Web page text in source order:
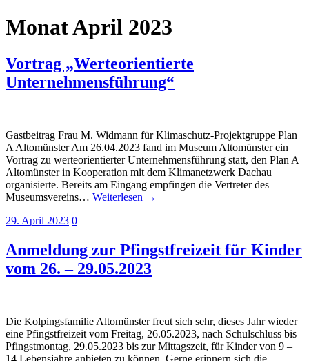
MonatApril 2023
Vortrag „Werteorientierte
Unternehmensführung“
Gastbeitrag Frau M. Widmann für Klimaschutz-Projektgruppe Plan
A Altomünster Am 26.04.2023 fand im Museum Altomünster ein
Vortrag zu werteorientierter Unternehmensführung statt, den Plan A
Altomünster in Kooperation mit dem Klimanetzwerk Dachau
organisierte. Bereits am Eingang empfingen die Vertreter des
Museumsvereins… Weiterlesen →
29. April 2023 0
Anmeldung zur Pfingstfreizeit für Kinder
vom 26. – 29.05.2023
Die Kolpingsfamilie Altomünster freut sich sehr, dieses Jahr wieder
eine Pfingstfreizeit vom Freitag, 26.05.2023, nach Schulschluss bis
Pfingstmontag, 29.05.2023 bis zur Mittagszeit, für Kinder von 9 –
14 Lebensjahre anbieten zu können. Gerne erinnern sich die